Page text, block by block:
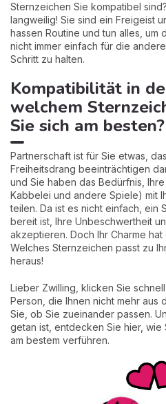
Sternzeichen Sie kompatibel
langweilig! Sie sind ein Freigeist
hassen Routine und tun alles, um
nicht immer einfach für die
Schritt zu halten.
Kompatibilität in
welchem
Sie sich am besten?
Partnerschaft ist für Sie etwas,
Freiheitsdrang beeinträchtigen
und Sie haben das Bedürfnis,
Kabbelei und andere Spiele) mit
teilen. Da ist es nicht einfach, ein
bereit ist, Ihre Unbeschwertheit
akzeptieren. Doch Ihr Charme
Welches Sternzeichen passt zu
heraus!
Lieber Zwilling, klicken Sie
Person, die Ihnen nicht mehr aus
Sie, ob Sie zueinander passen.
getan ist, entdecken Sie hier,
am bestem verführen.